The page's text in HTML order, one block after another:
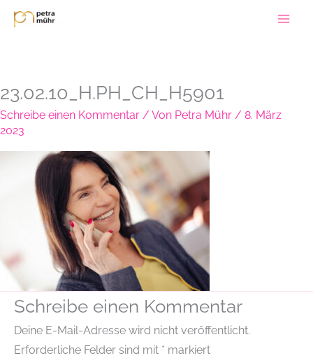
Zum
Inhalt
23.02.10_H.PH_CH_H5901
Schreibe einen Kommentar / Von Petra Mühr / 8. März
2023
Schreibe einen Kommentar
Deine E-Mail-Adresse wird nicht veröffentlicht.
Erforderliche Felder sind mit * markiert